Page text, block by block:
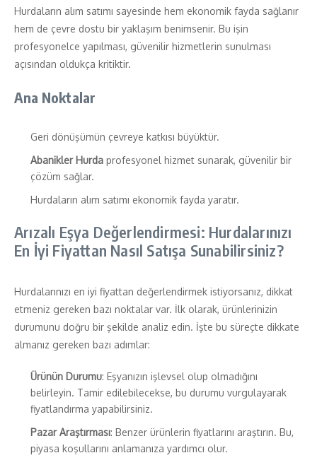
Hurdaların alım satımı sayesinde hem ekonomik fayda sağlanır
hem de çevre dostu bir yaklaşım benimsenir. Bu işin
profesyonelce yapılması, güvenilir hizmetlerin sunulması
açısından oldukça kritiktir.
Ana Noktalar
Geri dönüşümün çevreye katkısı büyüktür.
Abanikler Hurda profesyonel hizmet sunarak, güvenilir bir
çözüm sağlar.
Hurdaların alım satımı ekonomik fayda yaratır.
Arızalı Eşya Değerlendirmesi: Hurdalarınızı
En İyi Fiyattan Nasıl Satışa Sunabilirsiniz?
Hurdalarınızı en iyi fiyattan değerlendirmek istiyorsanız, dikkat
etmeniz gereken bazı noktalar var. İlk olarak, ürünlerinizin
durumunu doğru bir şekilde analiz edin. İşte bu süreçte dikkate
almanız gereken bazı adımlar:
Ürünün Durumu: Eşyanızın işlevsel olup olmadığını
belirleyin. Tamir edilebilecekse, bu durumu vurgulayarak
fiyatlandırma yapabilirsiniz.
Pazar Araştırması: Benzer ürünlerin fiyatlarını araştırın. Bu,
piyasa koşullarını anlamanıza yardımcı olur.